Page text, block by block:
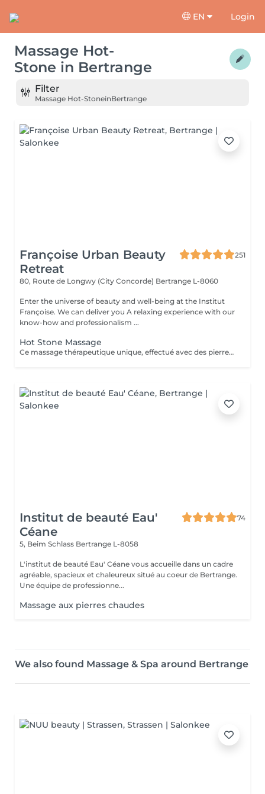
EN Login
Massage Hot-
Stone in Bertrange
Filter
Massage Hot-StoneinBertrange
Françoise Urban Beauty
Retreat
251
80, Route de Longwy (City Concorde) Bertrange L-8060
Enter the universe of beauty and well-being at the Institut
Françoise. We can deliver you A relaxing experience with our
know-how and professionalism ...
Hot Stone Massage
Ce massage thérapeutique unique, effectué avec des pierres de lave, rend un bon équilibre de l'énergie. Son effet est plus profond et dure plus longtemps que celui d'un massage classique.
Institut de beauté Eau'
Céane
74
5, Beim Schlass Bertrange L-8058
L'institut de beauté Eau' Céane vous accueille dans un cadre
agréable, spacieux et chaleureux situé au coeur de Bertrange.
Une équipe de professionne...
Massage aux pierres chaudes
We also found Massage & Spa around Bertrange